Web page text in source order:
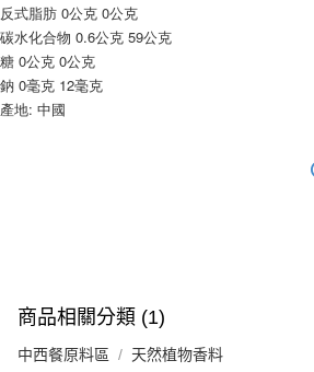
【注意事項】
１．透過由恩沛科技股份有限公司提供之「
易，需依本服務之必要範圍內提供個人資料，並
權轉讓予恩沛科技股份有限公司。
２．關於個人資料處理事宜，請瀏覽以下網址：
https://aftee.tw/terms/#terms3
「AFTEE先享後付」，若未經同意申辦者引起之
時審查核予不同之上限額度；若仍有額度不足之
付款後7-11取貨-重量限制含紙箱10kg，請
9.5kg
每筆NT$90，滿NT$990(含以上)免運費
反式脂肪 0公克 0公克
碳水化合物 0.6公克 59公克
糖 0公克 0公克
鈉 0毫克 12毫克
產地: 中國
商品相關分類 (1)
中西餐原料區 天然植物香料